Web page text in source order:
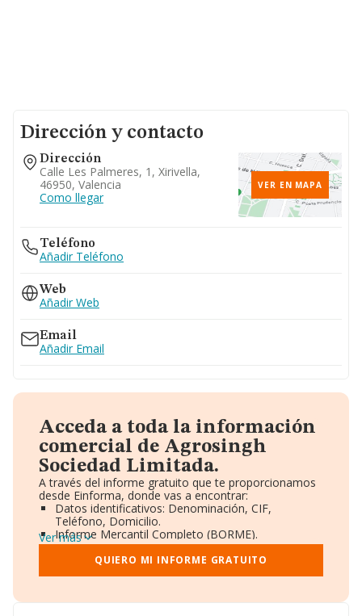
Dirección y contacto
Dirección
Calle Les Palmeres, 1, Xirivella,
46950, Valencia
Como llegar
VER EN MAPA
Teléfono
Añadir Teléfono
Web
Añadir Web
Email
Añadir Email
Acceda a toda la información
comercial de Agrosingh
Sociedad Limitada.
A través del informe gratuito que te proporcionamos
desde Einforma, donde vas a encontrar:
Datos identificativos: Denominación, CIF,
Teléfono, Domicilio.
Informe Mercantil Completo (BORME).
Gráficos de Evolución Ventas y Empleados.
Consejo de Administración y Administradores.
Directivos y Ejecutivos.
Ver más
QUIERO MI INFORME GRATUITO